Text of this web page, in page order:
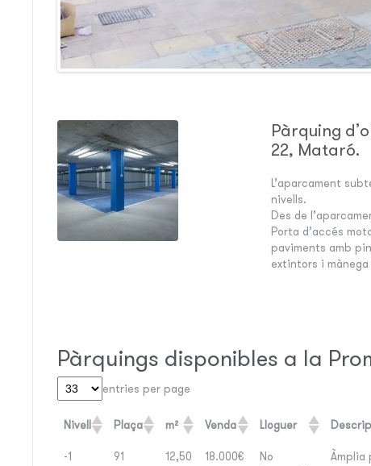
Pàrquing
22, Mataró.
L’aparcament
nivells.
Des de
Porta d’accés
paviments amb
extintors i
Pàrquings disponibles a la
entries per page
Nivell Plaça m² Venda Lloguer
-1 91 12,50 18.000€
No
Àmplia